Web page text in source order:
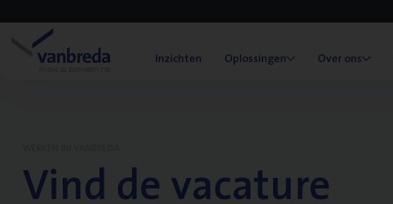
Inzichten Oplossingen Over ons
Vind de vacature